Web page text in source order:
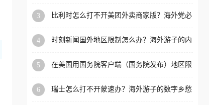
国、加拿大、澳大利亚、欧
学、定居等，都可以使用，
扰。
3
比利时怎么打不开美团外卖商家版？海外党必
4
时刻新闻国外地区限制怎么办？海外游子的内
5
在美国用国务院客户端（国务院发布）地区限
6
瑞士怎么打不开蒙速办？海外游子的数字乡愁